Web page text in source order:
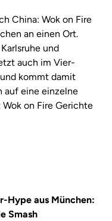
China: Wok on Fire
an einen Ort.
und
auch im Vier-
kommt damit
auf eine einzelne
on Fire Gerichte
Hype aus München:
Smash